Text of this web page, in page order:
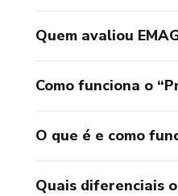
Quem avaliou
Como funciona o
O que é e como
Quais diferenciais